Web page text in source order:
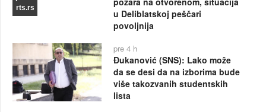
rts.rs
u Deliblatskoj peščari
povoljnija
pre 4 h
Đukanović (SNS): Lako može
da se desi da na izborima bude
više takozvanih studentskih
lista